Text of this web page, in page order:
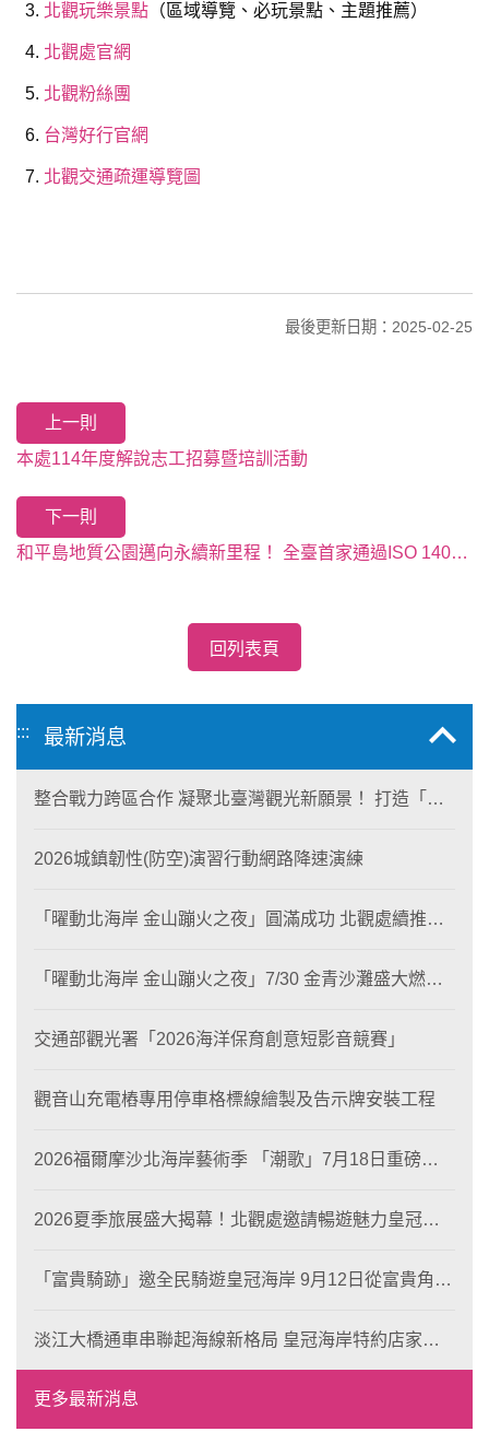
北觀玩樂景點 （區域導覽、必玩景點、主題推薦）
北觀處官網
北觀粉絲團
台灣好行官網
北觀交通疏運導覽圖
最後更新日期：2025-02-25
上一則
本處114年度解說志工招募暨培訓活動
下一則
和平島地質公園邁向永續新里程！ 全臺首家通過ISO 14064-1溫室氣體盤查的國家風景區！
回列表頁
::: 最新消息
整合戰力跨區合作 凝聚北臺灣觀光新願景！ 打造「生
2026城鎮韌性(防空)演習行動網路降速演練
「曜動北海岸 金山蹦火之夜」圓滿成功 北觀處續推照
「曜動北海岸 金山蹦火之夜」7/30 金青沙灘盛大燃
交通部觀光署「2026海洋保育創意短影音競賽」
觀音山充電樁專用停車格標線繪製及告示牌安裝工程
2026福爾摩沙北海岸藝術季 「潮歌」7月18日重磅登
2026夏季旅展盛大揭幕！北觀處邀請暢遊魅力皇冠海
「富貴騎跡」邀全民騎遊皇冠海岸 9月12日從富貴角出
淡江大橋通車串聯起海線新格局 皇冠海岸特約店家、
風格形塑即日起開放報名
更多最新消息